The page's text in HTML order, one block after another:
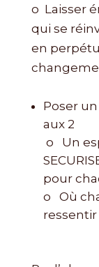
o Laisser
qui se
en
Poser
aux 2
o Un
pour
o Où
ressentir